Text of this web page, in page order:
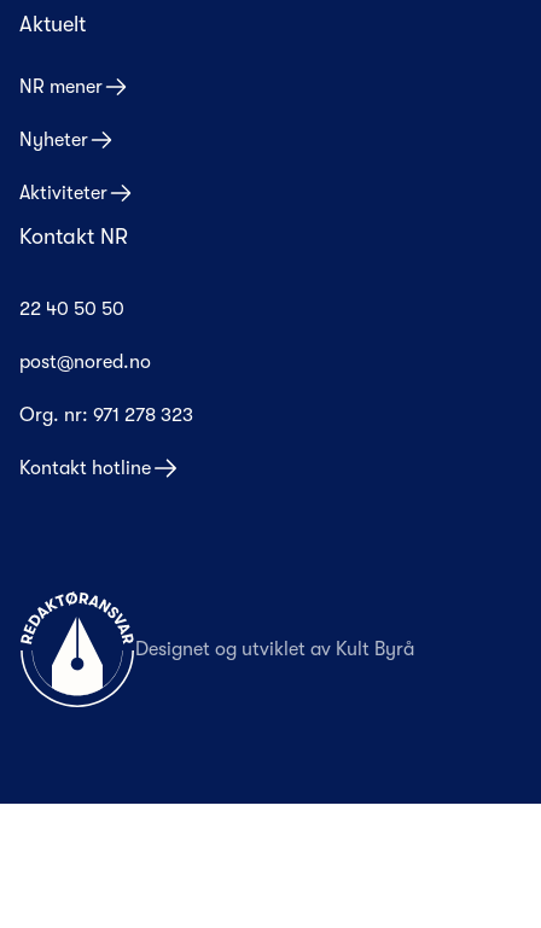
Aktuelt
NR mener
Nyheter
Aktiviteter
Kontakt NR
22 40 50 50
post@nored.no
Org. nr: 971 278 323
Kontakt hotline
Til forsiden
Designet og utviklet av Kult Byrå